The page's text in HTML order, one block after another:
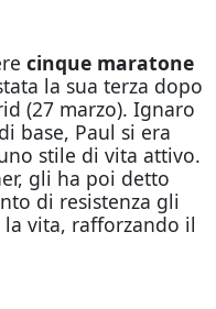
cinque maratone
la sua terza dopo
(27 marzo). Ignaro
base, Paul si era
stile di vita attivo.
gli ha poi detto
di resistenza gli
vita, rafforzando il